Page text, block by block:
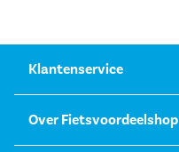
Klantenservice
Over Fietsvoordeelshop